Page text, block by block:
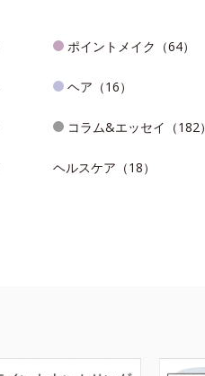
ポイントメイク（64）
ヘア（16）
コラム&エッセイ（182）
ヘルスケア（18）